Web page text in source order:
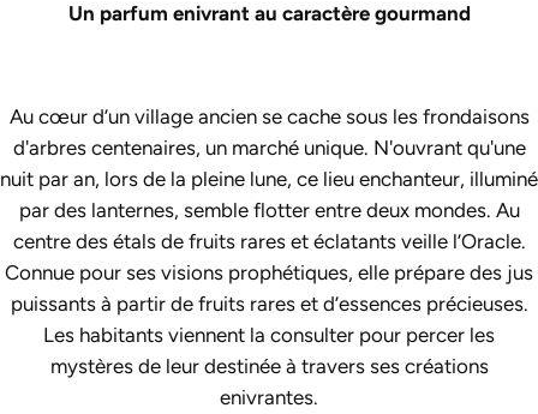
Un parfum enivrant au caractère gourmand
Au cœur d’un village ancien se cache sous les frondaisons
d'arbres centenaires, un marché unique. N'ouvrant qu'une
nuit par an, lors de la pleine lune, ce lieu enchanteur, illuminé
par des lanternes, semble flotter entre deux mondes. Au
centre des étals de fruits rares et éclatants veille l’Oracle.
Connue pour ses visions prophétiques, elle prépare des jus
puissants à partir de fruits rares et d’essences précieuses.
Les habitants viennent la consulter pour percer les
mystères de leur destinée à travers ses créations
enivrantes.